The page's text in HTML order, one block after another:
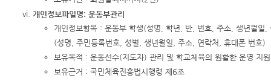
개인정보파일명: 운동부관리
개인정보항목 : 운동부 학생(성명, 학년, 반, 번호, 주소, 생년월일
(성명, 주민등록번호, 성별, 생년월일, 주소, 연락처, 휴대폰 번호)
보유목적 : 운동선수(지도자) 관리 및 학교체육의 원활한 운영 지원
보유근거 : 국민체육진흥법시행령 제6조